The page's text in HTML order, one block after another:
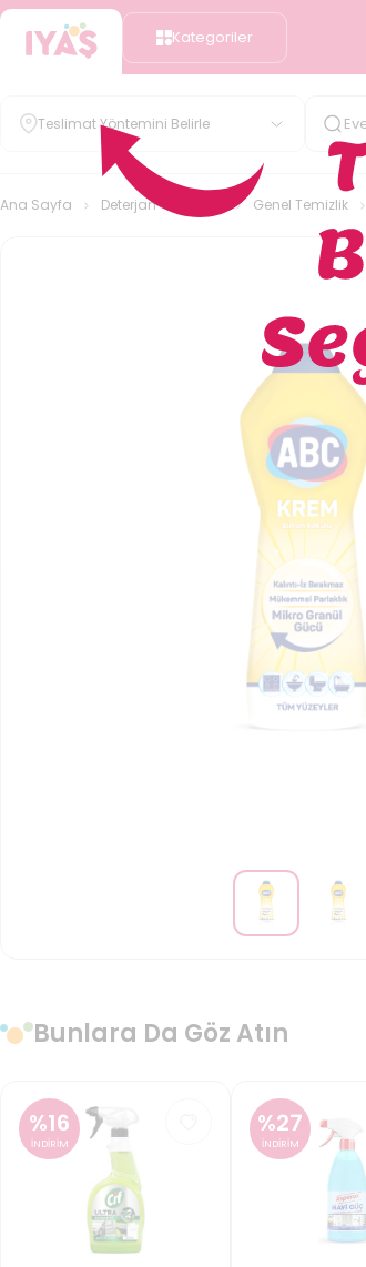
Kategoriler
Teslimat Yöntemini Belirle
Ana Sayfa Deterjan - Temizlik Genel Temizlik
Bunlara Da Göz Atın
%16
İNDİRİM
%27
İNDİRİM